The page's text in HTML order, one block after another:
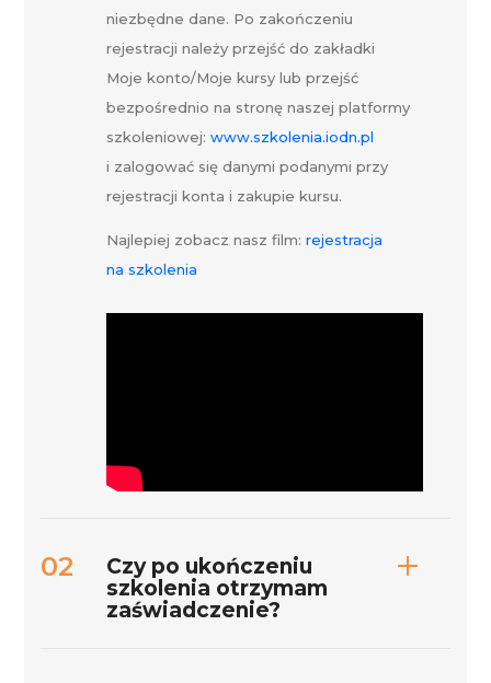
niezbędne dane. Po zakończeniu
rejestracji należy przejść do zakładki
Moje konto/Moje kursy lub przejść
bezpośrednio na stronę naszej platformy
szkoleniowej:www.szkolenia.iodn.pl
i zalogować się danymi podanymi przy
rejestracji konta i zakupie kursu.
Najlepiej zobacz nasz film:rejestracja
na szkolenia
Czy po ukończeniu
szkolenia otrzymam
zaświadczenie?